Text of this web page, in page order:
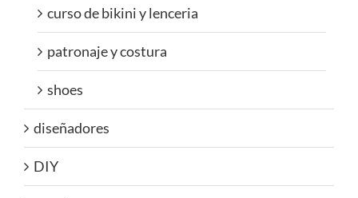
curso de bikini y lenceria
patronaje y costura
shoes
diseñadores
DIY